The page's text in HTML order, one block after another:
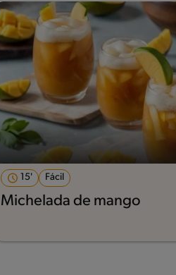
15' Fácil
Michelada de mango